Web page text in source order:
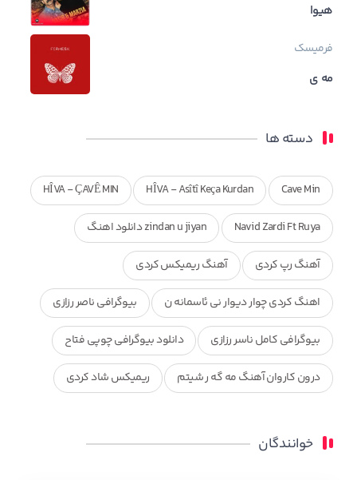
هیوا
فرمیسک
مه ی
دسته ها
Cave Min
HÎVA - Asîtî Keça Kurdan
HÎVA - ÇAVÊ MIN
Navid Zardi Ft Ruya zindan u jiyan دانلود اهنگ
آهنگ رپ کردی آهنگ ریمیکس کردی
اهنگ کردی چوار دیوار نی ئاسمانه ن بیوگرافی ناصر رزازی
بیوگرافی کامل ناسر رزازی دانلود بیوگرافی چوپی فتاح
درون کاروان آهنگ مه گه ر شیتم ریمیکس شاد کردی
محمد جزا
خوانندگان